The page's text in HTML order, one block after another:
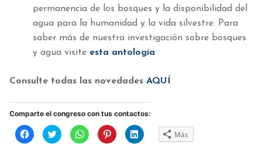
permanencia de los bosques y la disponibilidad del
agua para la humanidad y la vida silvestre. Para
saber más de nuestra investigación sobre bosques
y agua visite esta antología.
Consulte todas las novedades AQUÍ
Comparte el congreso con tus contactos:
Haz
clic
Haz
clic
Haz
clic
Haz
clic
Haz
clic Más